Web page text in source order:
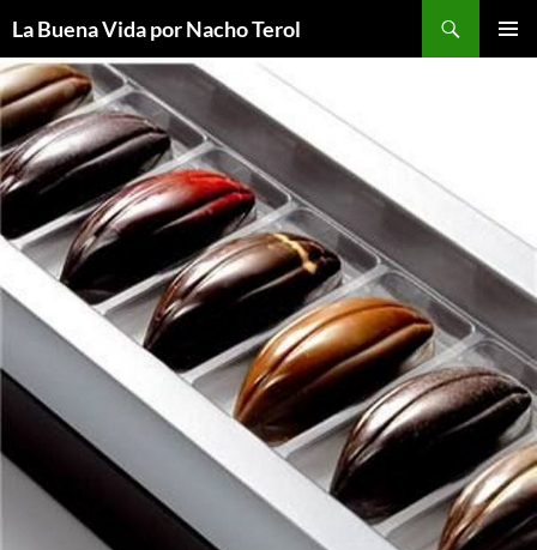
contenido
La Buena Vida por Nacho Terol